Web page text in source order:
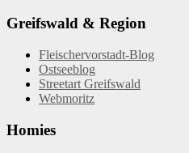
Greifswald & Region
Fleischervorstadt-Blog
Ostseeblog
Streetart Greifswald
Webmoritz
Homies